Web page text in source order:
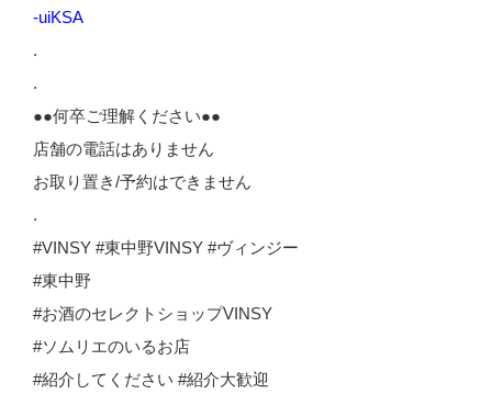
-uiKSA
.
.
●●何卒ご理解ください●●
店舗の電話はありません
お取り置き/予約はできません
.
#VINSY #東中野VINSY #ヴィンジー
#東中野
#お酒のセレクトショップVINSY
#ソムリエのいるお店
#紹介してください #紹介大歓迎